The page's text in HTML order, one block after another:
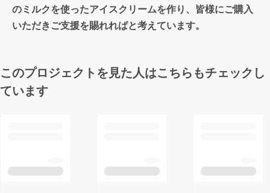
のミルクを使ったアイスクリームを作り、皆様にご購入
いただきご支援を賜れればと考えています。
このプロジェクトを見た人はこちらもチェックし
ています